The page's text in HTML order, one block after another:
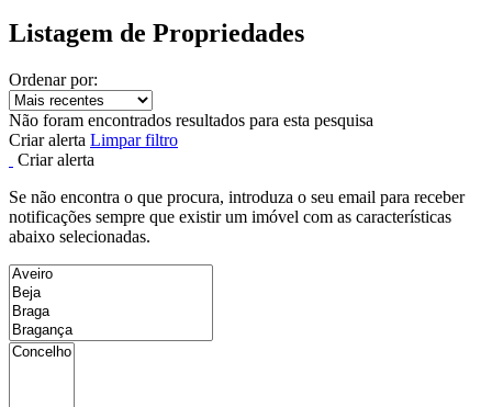
Listagem de Propriedades
Ordenar por:
Não foram encontrados resultados para esta pesquisa
Criar alerta Limpar filtro
Criar alerta
Se não encontra o que procura, introduza o seu email para receber
notificações sempre que existir um imóvel com as características
abaixo selecionadas.